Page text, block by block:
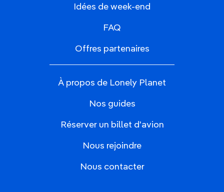
Idées de week-end
FAQ
Offres partenaires
À propos de Lonely Planet
Nos guides
Réserver un billet d'avion
Nous rejoindre
Nous contacter